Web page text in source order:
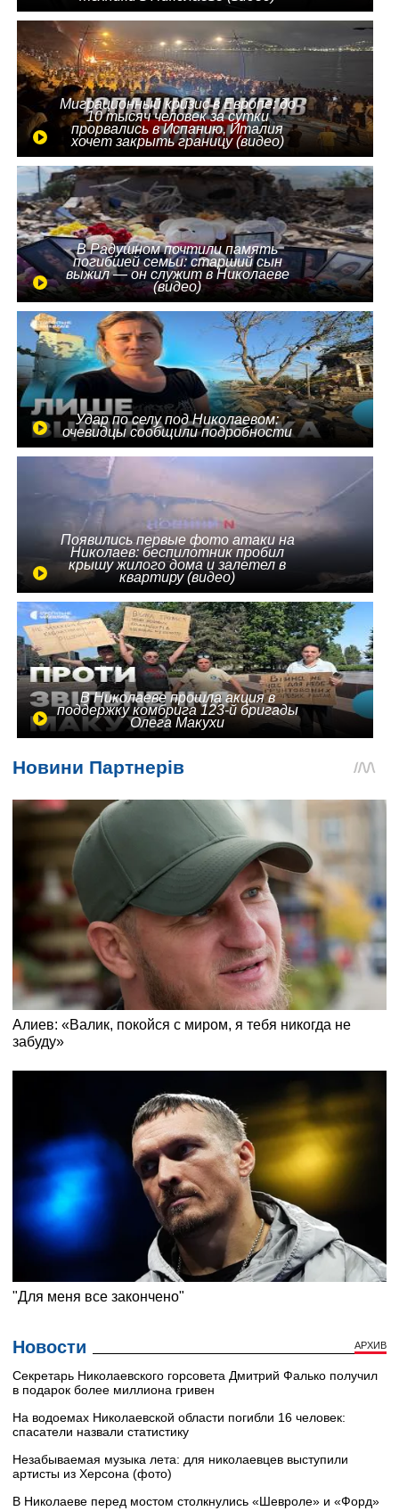
Миграционный кризис в Европе: до
10 тысяч человек за сутки
прорвались в Испанию, Италия
хочет закрыть границу (видео)
В Радушном почтили память
погибшей семьи: старший сын
выжил — он служит в Николаеве
(видео)
Удар по селу под Николаевом:
очевидцы сообщили подробности
Появились первые фото атаки на
Николаев: беспилотник пробил
крышу жилого дома и залетел в
квартиру (видео)
В Николаеве прошла акция в
поддержку комбрига 123-й бригады
Олега Макухи
Новости АРХИВ
Секретарь Николаевского горсовета Дмитрий Фалько получил
в подарок более миллиона гривен
На водоемах Николаевской области погибли 16 человек:
спасатели назвали статистику
Незабываемая музыка лета: для николаевцев выступили
артисты из Херсона (фото)
В Николаеве перед мостом столкнулись «Шевроле» и «Форд»